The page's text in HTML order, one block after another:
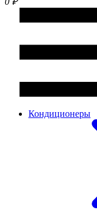
Кондиционеры